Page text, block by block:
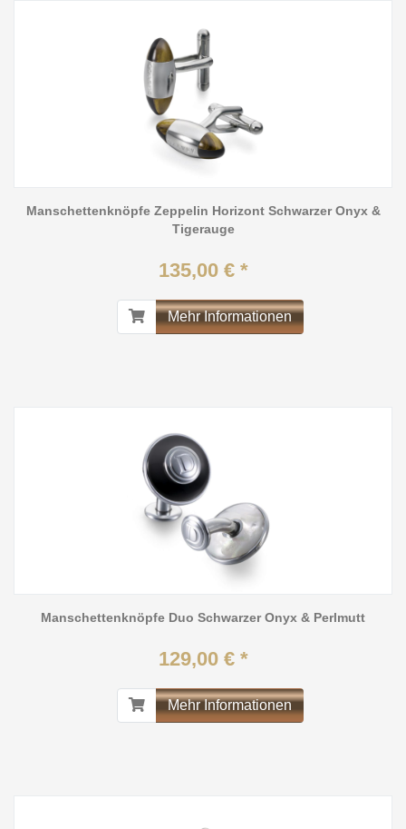
Manschettenknöpfe Zeppelin Horizont Schwarzer Onyx &
Tigerauge
135,00 € *
Mehr Informationen
Manschettenknöpfe Duo Schwarzer Onyx & Perlmutt
129,00 € *
Mehr Informationen